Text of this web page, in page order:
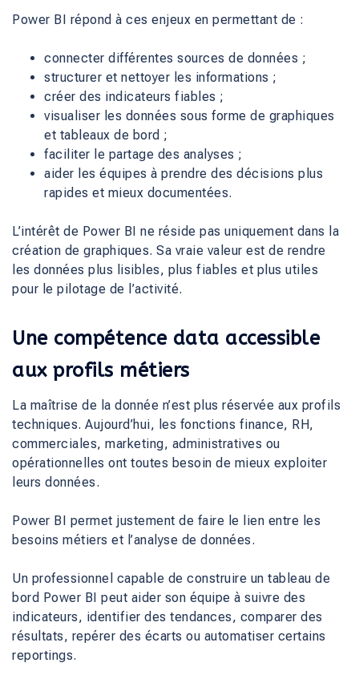
Power BI répond à ces enjeux en permettant de :
connecter différentes sources de données ;
structurer et nettoyer les informations ;
créer des indicateurs fiables ;
visualiser les données sous forme de graphiques
et tableaux de bord ;
faciliter le partage des analyses ;
aider les équipes à prendre des décisions plus
rapides et mieux documentées.
L’intérêt de Power BI ne réside pas uniquement dans la
création de graphiques. Sa vraie valeur est de rendre
les données plus lisibles, plus fiables et plus utiles
pour le pilotage de l’activité.
Une compétence data accessible
aux profils métiers
La maîtrise de la donnée n’est plus réservée aux profils
techniques. Aujourd’hui, les fonctions finance, RH,
commerciales, marketing, administratives ou
opérationnelles ont toutes besoin de mieux exploiter
leurs données.
Power BI permet justement de faire le lien entre les
besoins métiers et l’analyse de données.
Un professionnel capable de construire un tableau de
bord Power BI peut aider son équipe à suivre des
indicateurs, identifier des tendances, comparer des
résultats, repérer des écarts ou automatiser certains
reportings.